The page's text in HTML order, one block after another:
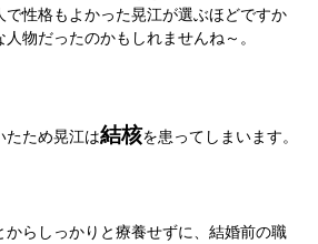
で性格もよかった晃江が選ぶほどですか
物だったのかもしれませんね～。
たため晃江は結核を患ってしまいます。
からしっかりと療養せずに、結婚前の職